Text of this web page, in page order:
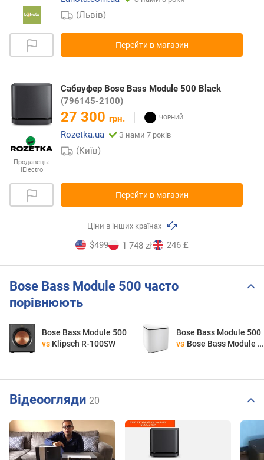
(Львів)
Перейти в магазин
Продавець:
lElectro
Сабвуфер Bose Bass Module 500 Black
(796145-2100)
27 300 грн.
Rozetka.ua
З нами 7 років
(Київ)
Перейти в магазин
Ціни в інших країнах
$499 1 748 zł 246 £
Bose Bass Module 500 часто
порівнюють
Bose Bass Module 500
vs Klipsch R-100SW
Bose Bass Module 500
vs Bose Bass Module 700
Відеоогляди 20